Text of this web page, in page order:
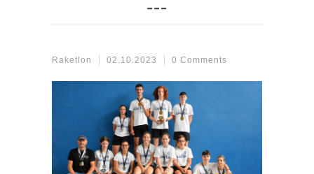
Raketlon 02.10.2023 0 Comments